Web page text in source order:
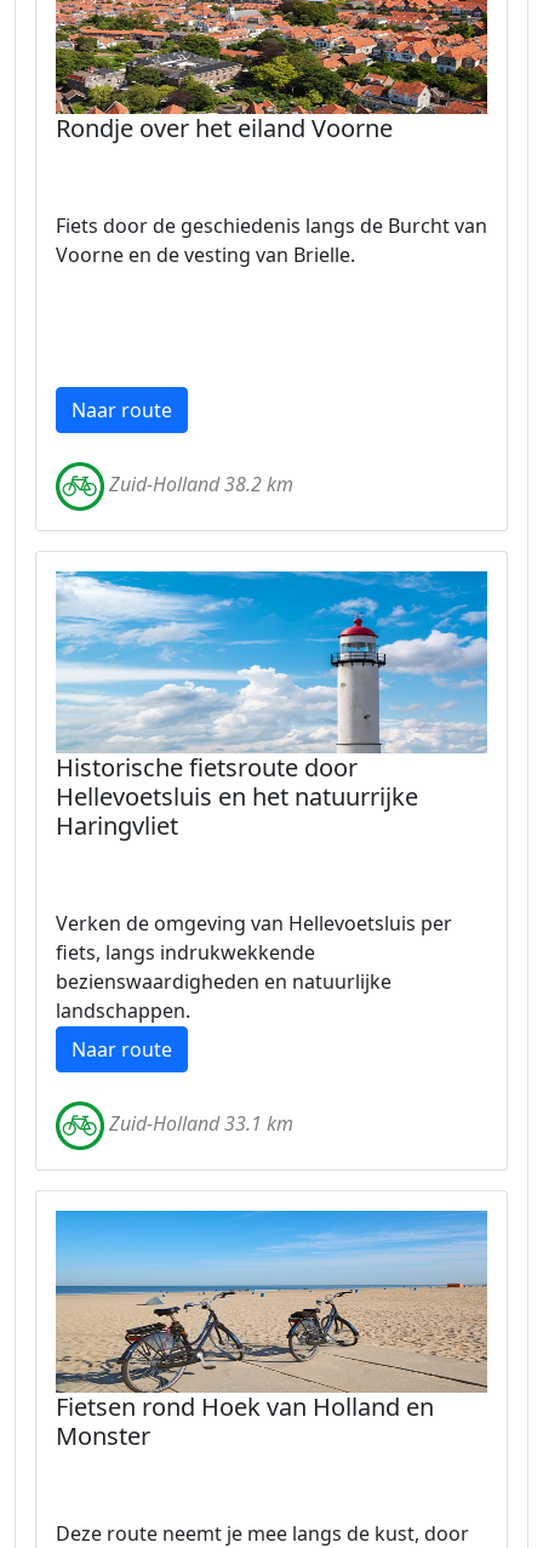
Rondje over het eiland Voorne
Fiets door de geschiedenis langs de Burcht van
Voorne en de vesting van Brielle.
Naar route
Zuid-Holland 38.2 km
Historische fietsroute door
Hellevoetsluis en het natuurrijke
Haringvliet
Verken de omgeving van Hellevoetsluis per
fiets, langs indrukwekkende
bezienswaardigheden en natuurlijke
landschappen.
Naar route
Zuid-Holland 33.1 km
Fietsen rond Hoek van Holland en
Monster
Deze route neemt je mee langs de kust, door